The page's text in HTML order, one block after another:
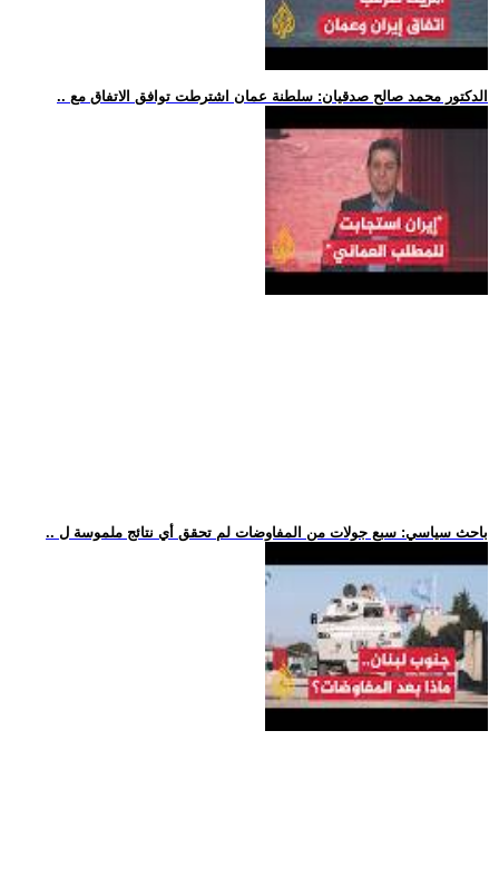
.. الدكتور محمد صالح صدقيان: سلطنة عمان اشترطت توافق الاتفاق مع
.. باحث سياسي: سبع جولات من المفاوضات لم تحقق أي نتائج ملموسة ل